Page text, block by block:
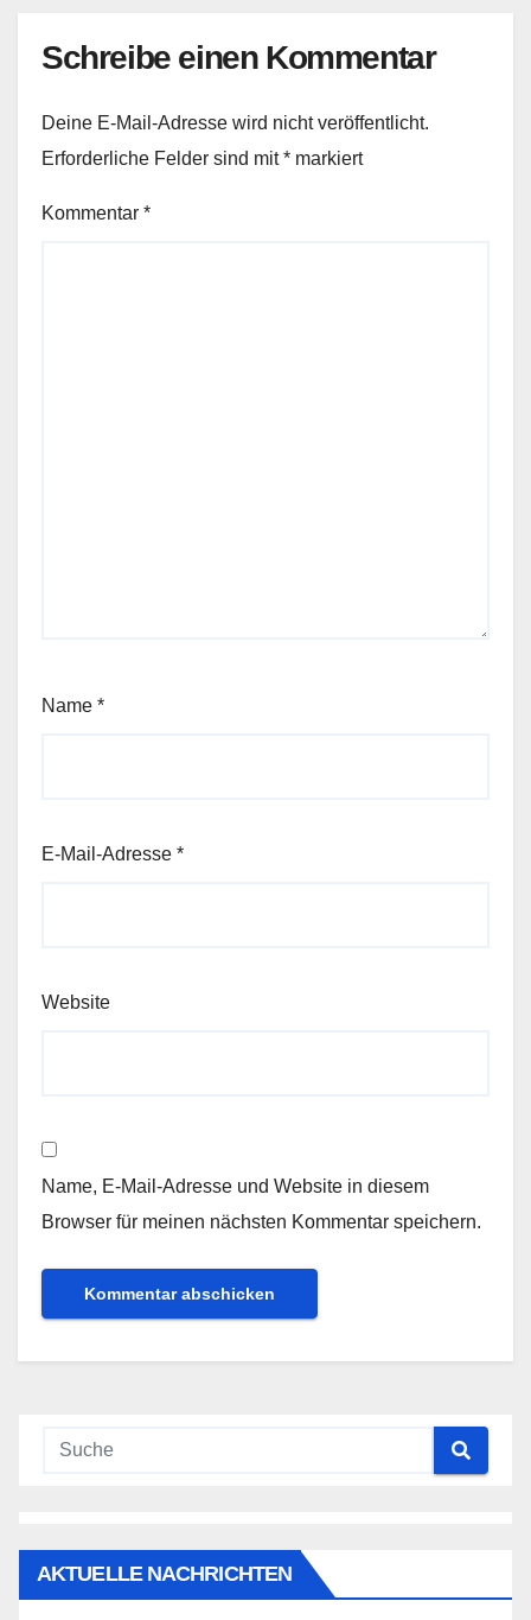
Schreibe einen Kommentar
Deine E-Mail-Adresse wird nicht veröffentlicht.
Erforderliche Felder sind mit* markiert
Kommentar *
Name *
E-Mail-Adresse *
Website
Name, E-Mail-Adresse und Website in diesem
Browser für meinen nächsten Kommentar speichern.
AKTUELLE NACHRICHTEN